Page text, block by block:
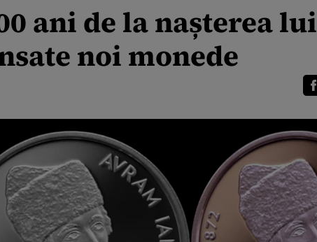
ani de la nașterea lui
noi monede